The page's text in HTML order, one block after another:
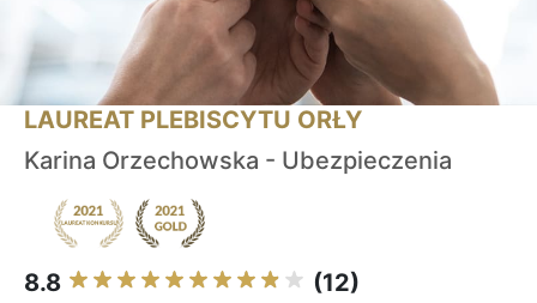
LAUREAT PLEBISCYTU ORŁY
Karina Orzechowska - Ubezpieczenia
8.8 (12)